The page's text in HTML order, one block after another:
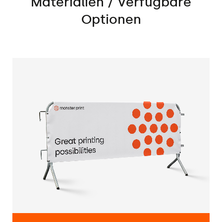
Schutzhülle wurden Stahlösen
geschmiedet, die es ermöglichen, die
Die Schutzhülle für Standard-
Absperrungen kann aus PVC-basiertem
Bannermaterial oder Netzgewebe
hergestellt werden.
Die Schutzhülle für PVC-Standard-
Absperrungen
Optionen